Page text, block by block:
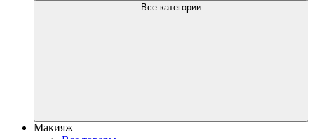
Все категории
Макияж